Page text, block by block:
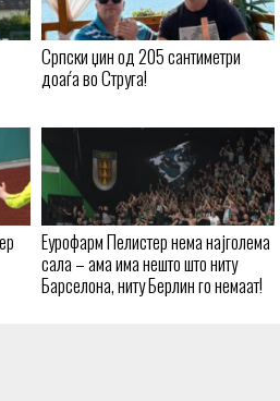
Српски џин од 205 сантиметри
доаѓа во Струга!
Еурофарм Пелистер нема најголема
сала – ама има нешто што ниту
Барселона, ниту Берлин го немаат!